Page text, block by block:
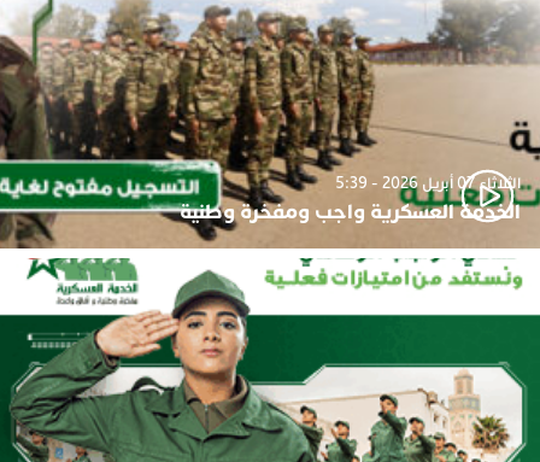
الثلاثاء 07 أبريل 2026 - 5:39
الخدمة العسكرية واجب ومفخرة وطنية